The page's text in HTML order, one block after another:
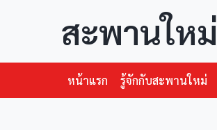
สะพานใหม่
หน้าแรก รู้จักกับสะพานใหม่